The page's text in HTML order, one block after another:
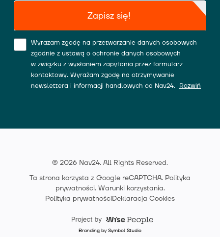
Zapisz się!
Wyrażam zgodę na przetwarzanie danych osobowych
zgodnie z ustawą o ochronie danych osobowych
w związku z wysłaniem zapytania przez formularz
kontaktowy. Wyrażam zgodę na otrzymywanie
newslettera i informacji handlowych od Nav24.
Rozwiń
© 2026 Nav24. All Rights Reserved.
Ta strona korzysta z Google reCAPTCHA. Polityka
prywatności. Warunki korzystania.
Polityka prywatnościDeklaracja Cookies
Branding by Symbol Studio